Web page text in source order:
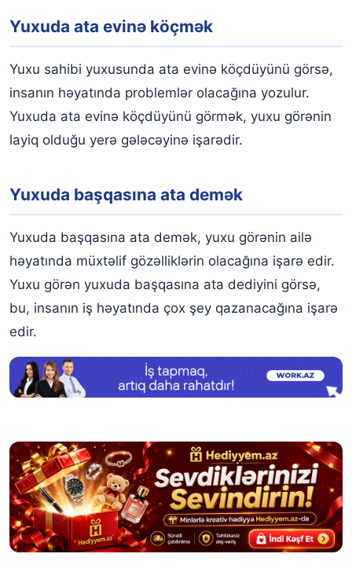
Yuxuda ata evinə köçmək
Yuxu sahibi yuxusunda ata evinə köçdüyünü görsə,
insanın həyatında problemlər olacağına yozulur.
Yuxuda ata evinə köçdüyünü görmək, yuxu görənin
layiq olduğu yerə gələcəyinə işarədir.
Yuxuda başqasına ata demək
Yuxuda başqasına ata demək, yuxu görənin ailə
həyatında müxtəlif gözəlliklərin olacağına işarə edir.
Yuxu görən yuxuda başqasına ata dediyini görsə,
bu, insanın iş həyatında çox şey qazanacağına işarə
edir.